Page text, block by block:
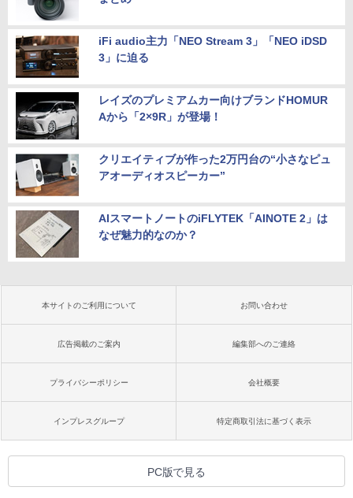
iFi audio主力「NEO Stream 3」「NEO iDSD
3」に迫る
レイズのプレミアムカー向けブランドHOMUR
Aから「2×9R」が登場！
クリエイティブが作った2万円台の“小さなピュ
アオーディオスピーカー”
AIスマートノートのiFLYTEK「AINOTE 2」は
なぜ魅力的なのか？
本サイトのご利用について お問い合わせ
広告掲載のご案内 編集部へのご連絡
プライバシーポリシー 会社概要
インプレスグループ 特定商取引法に基づく表示
PC版で見る